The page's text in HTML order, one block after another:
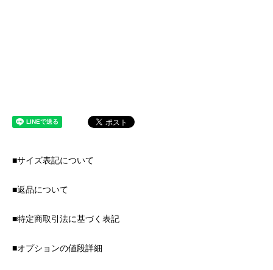
■サイズ表記について
■返品について
■特定商取引法に基づく表記
■オプションの値段詳細